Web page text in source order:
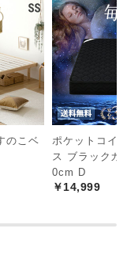
のこベ
ポケットコイ
ス ブラックカ
0cm D
￥14,999